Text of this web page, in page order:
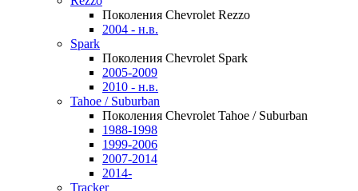
Поколения Chevrolet Rezzo
2004 - н.в.
Spark
Поколения Chevrolet Spark
2005-2009
2010 - н.в.
Tahoe / Suburban
Поколения Chevrolet Tahoe / Suburban
1988-1998
1999-2006
2007-2014
2014-
Tracker